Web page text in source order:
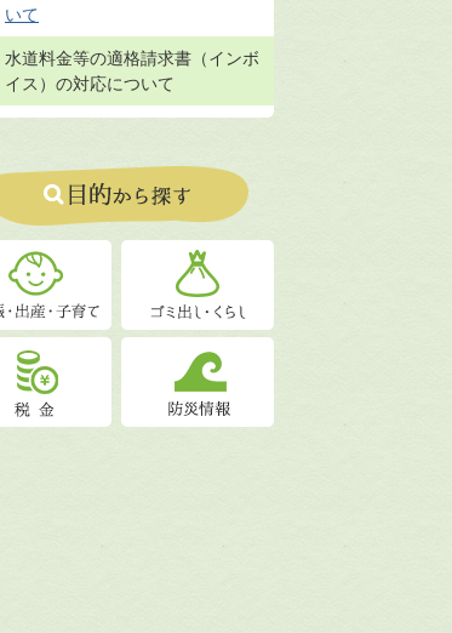
いて
水道料金等の適格請求書（インボ
イス）の対応について